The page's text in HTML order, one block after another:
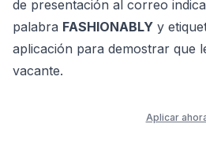
de presentación al correo
palabra FASHIONABLY y
aplicación para demostrar que
vacante.
Aplicar